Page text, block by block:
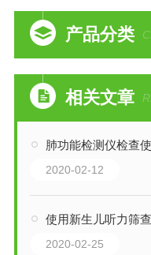
产品分类
相关文章
肺功能检测仪检查
2020-02-12
使用新生儿听力筛
2020-02-25